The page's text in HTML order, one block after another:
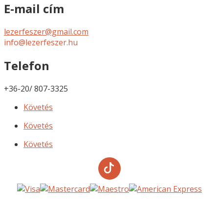
E-mail cím
lezerfeszer@gmail.com
info@lezerfeszer.hu
Telefon
+36-20/ 807-3325
Követés
Követés
Követés
>